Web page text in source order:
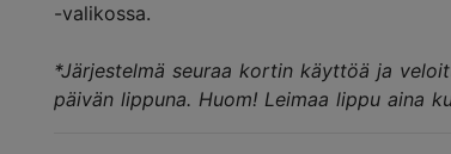
-valikossa.
*Järjestelmä seuraa kortin käyttöä ja
päivän lippuna. Huom! Leimaa lippu aina